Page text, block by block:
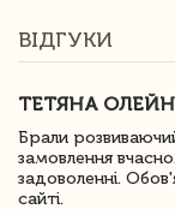
ВІДГУКИ
ТЕТЯНА
Брали
замовлення
задоволенні.
сайті.